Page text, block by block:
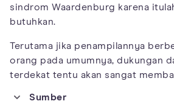
sindrom Waardenburg karena
butuhkan.
Terutama jika penampilannya
orang pada umumnya, dukungan
terdekat tentu akan sangat
Sumber